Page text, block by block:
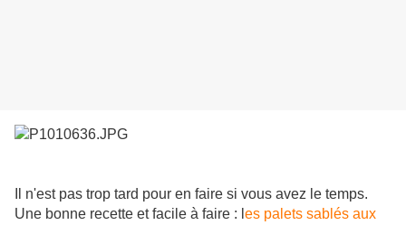
Il n'est pas trop tard pour en faire si vous avez le temps.
Une bonne recette et facile à faire : l es palets sablés aux